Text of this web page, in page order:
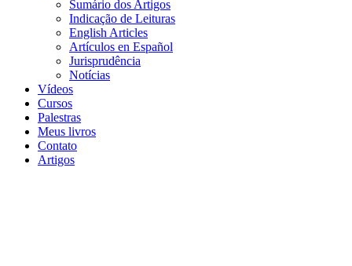
Sumário dos Artigos
Indicação de Leituras
English Articles
Artículos en Español
Jurisprudência
Notícias
Vídeos
Cursos
Palestras
Meus livros
Contato
Artigos